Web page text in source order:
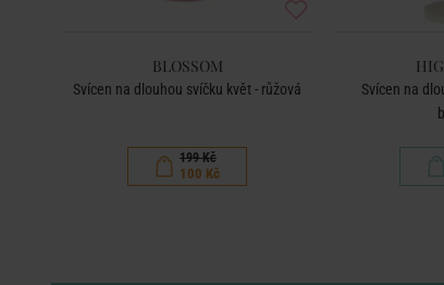
BLOSSOM
Svícen na dlouhou svíčku květ - růžová
199 Kč
100 Kč
Svícen na